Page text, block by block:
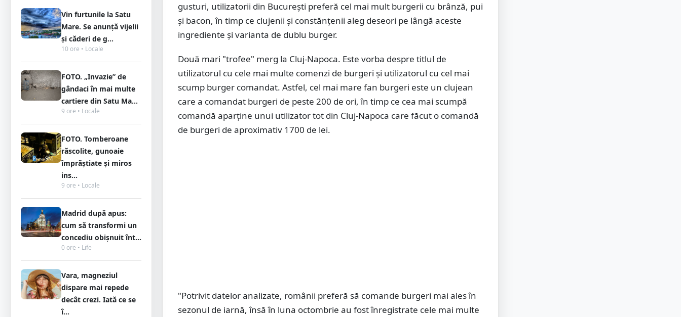
Vin furtunile la Satu
Mare. Se anunță vijelii
și căderi de g...
10 ore • Locale
FOTO. „Invazie” de
gândaci în mai multe
cartiere din Satu Ma...
9 ore • Locale
FOTO. Tomberoane
răscolite, gunoaie
împrăștiate și miros
ins...
9 ore • Locale
Madrid după apus:
cum să transformi un
concediu obișnuit înt...
0 ore • Life
Vara, magneziul
dispare mai repede
decât crezi. Iată ce se
î...
gusturi, utilizatorii din Bucureşti preferă cel mai mult burgerii cu brânză, pui
şi bacon, în timp ce clujenii şi constănţenii aleg deseori pe lângă aceste
ingrediente şi varianta de dublu burger.
Două mari "trofee" merg la Cluj-Napoca. Este vorba despre titlul de
utilizatorul cu cele mai multe comenzi de burgeri și utilizatorul cu cel mai
scump burger comandat. Astfel, cel mai mare fan burgeri este un clujean
care a comandat burgeri de peste 200 de ori, în timp ce cea mai scumpă
comandă aparţine unui utilizator tot din Cluj-Napoca care făcut o comandă
de burgeri de aproximativ 1700 de lei.
"Potrivit datelor analizate, românii preferă să comande burgeri mai ales în
sezonul de iarnă, însă în luna octombrie au fost înregistrate cele mai multe